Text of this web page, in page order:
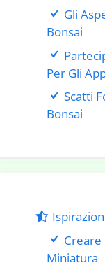
Gli
Bonsai
Per Gli
Scatti
Bonsai
Creare
Miniatura